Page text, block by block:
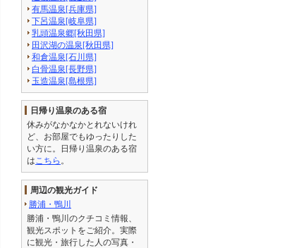
有馬温泉[兵庫県]
下呂温泉[岐阜県]
乳頭温泉郷[秋田県]
田沢湖の温泉[秋田県]
和倉温泉[石川県]
白骨温泉[長野県]
玉造温泉[島根県]
日帰り温泉のある宿
休みがなかなかとれないけれ
ど、お部屋でもゆったりした
い方に。日帰り温泉のある宿
は こちら 。
周辺の観光ガイド
勝浦・鴨川
勝浦・鴨川のクチコミ情報、
観光スポットをご紹介。実際
に観光・旅行した人の写真・